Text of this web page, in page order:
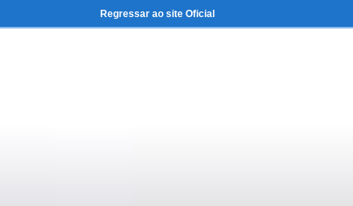
Regressar ao site Oficial